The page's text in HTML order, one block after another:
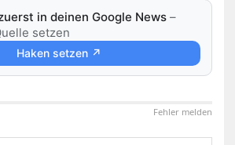
in deinen Google News –
setzen
Haken setzen ↗
Fehler melden